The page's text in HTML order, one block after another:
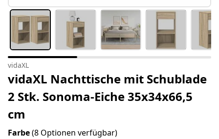
vidaXL
vidaXL Nachttische mit Schublade
2 Stk. Sonoma-Eiche 35x34x66,5
cm
Farbe(8 Optionen verfügbar)